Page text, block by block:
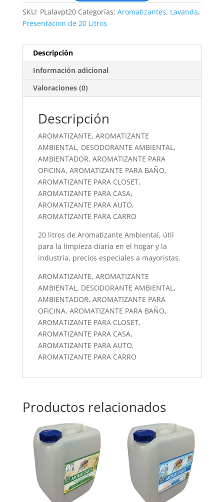
SKU: PLalavpt20 Categorías: Aromatizantes, Lavanda,
Presentacion de 20 Litros
Descripción
Información adicional
Valoraciones (0)
Descripción
AROMATIZANTE, AROMATIZANTE
AMBIENTAL, DESODORANTE AMBIENTAL,
AMBIENTADOR, AROMATIZANTE PARA
OFICINA, AROMATIZANTE PARA BAÑO,
AROMATIZANTE PARA CLOSET,
AROMATIZANTE PARA CASA,
AROMATIZANTE PARA AUTO,
AROMATIZANTE PARA CARRO
20 litros de Aromatizante Ambiental, útil
para la limpieza diaria en el hogar y la
industria, precios especiales a mayoristas.
AROMATIZANTE, AROMATIZANTE
AMBIENTAL, DESODORANTE AMBIENTAL,
AMBIENTADOR, AROMATIZANTE PARA
OFICINA, AROMATIZANTE PARA BAÑO,
AROMATIZANTE PARA CLOSET,
AROMATIZANTE PARA CASA,
AROMATIZANTE PARA AUTO,
AROMATIZANTE PARA CARRO
Productos relacionados